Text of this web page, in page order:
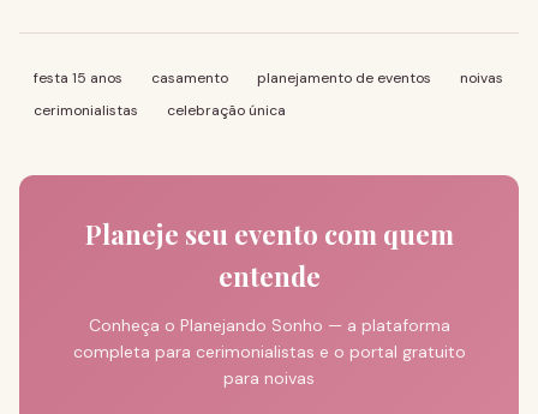
festa 15 anos casamento planejamento de eventos
noivas
cerimonialistas
celebração única
Planeje seu evento com quem
entende
Conheça o Planejando Sonho — a plataforma
completa para cerimonialistas e o portal gratuito
para noivas